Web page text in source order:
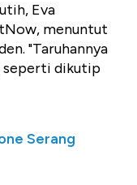
Eva
menuntut
"Taruhannya
seperti dikutip
Serang